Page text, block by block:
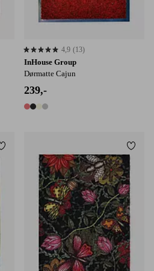
InHouse Group
Dørmatte Cajun
239,-
4 farger
4,9 basert på 13 karaktergivninger
4,9 (13)
Legg til favoritter